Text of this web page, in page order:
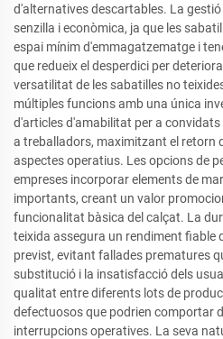
d'alternatives descartables. La
senzilla i econòmica, ja que les
espai mínim d'emmagatzematge i
que redueix el desperdici per
versatilitat de les sabatilles no
múltiples funcions amb una única
d'articles d'amabilitat per a
a treballadors, maximitzant el retorn
aspectes operatius. Les opcions de
empreses incorporar elements de
importants, creant un valor
funcionalitat bàsica del calçat. La
teixida assegura un rendiment fiable
previst, evitant fallades prematures
substitució i la insatisfacció dels
qualitat entre diferents lots de
defectuosos que podrien comportar
interrupcions operatives. La seva